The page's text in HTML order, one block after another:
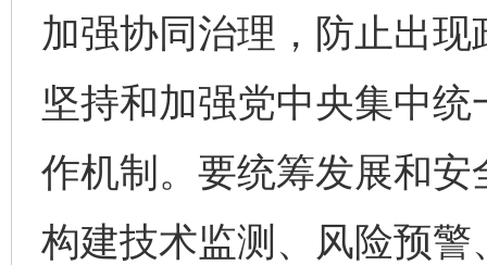
加强协同治理，防止出
坚持和加强党中央集中
作机制。要统筹发展和
构建技术监测、风险预